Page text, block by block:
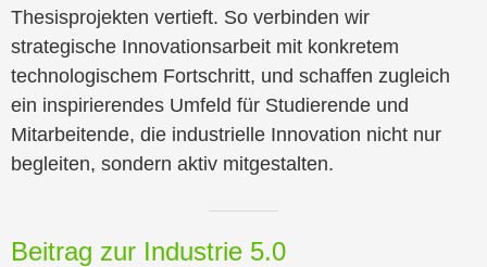
Thesisprojekten vertieft. So verbinden wir
strategische Innovationsarbeit mit konkretem
technologischem Fortschritt, und schaffen zugleich
ein inspirierendes Umfeld für Studierende und
Mitarbeitende, die industrielle Innovation nicht nur
begleiten, sondern aktiv mitgestalten.
Beitrag zur Industrie 5.0